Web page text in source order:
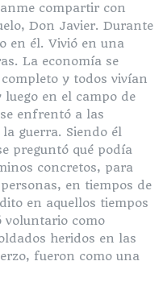
compartir con
Don Javier. Durante
en él. Vivió en una
La economía se
y todos vivían
en el campo de
enfrentó a las
guerra. Siendo él
preguntó qué podía
concretos, para
en tiempos de
en aquellos tiempos
voluntario como
heridos en las
fueron como una